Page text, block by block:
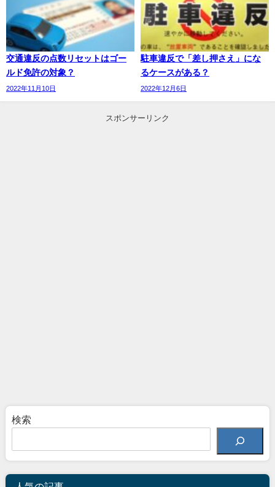
交通違反の点数リセットはゴー
ルド免許の対象？
2022年11月10日
駐車違反で「差し押さえ」にな
るケースがある？
2022年12月6日
スポンサーリンク
検索